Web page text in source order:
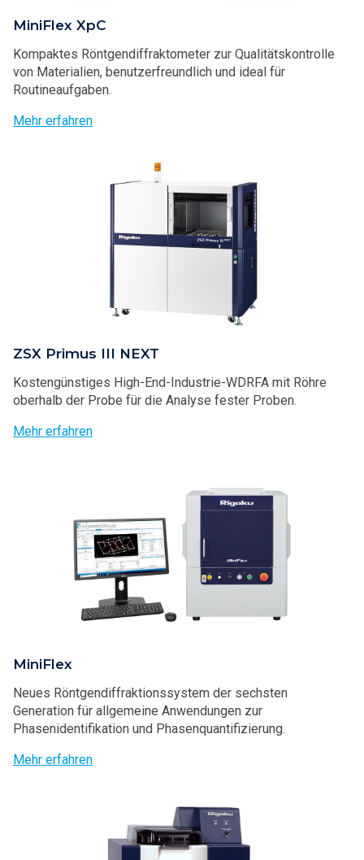
MiniFlex XpC
Kompaktes Röntgendiffraktometer zur Qualitätskontrolle
von Materialien, benutzerfreundlich und ideal für
Routineaufgaben.
Mehr erfahren
ZSX Primus III NEXT
Kostengünstiges High-End-Industrie-WDRFA mit Röhre
oberhalb der Probe für die Analyse fester Proben.
Mehr erfahren
MiniFlex
Neues Röntgendiffraktionssystem der sechsten
Generation für allgemeine Anwendungen zur
Phasenidentifikation und Phasenquantifizierung.
Mehr erfahren